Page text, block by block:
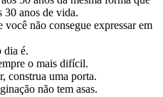
30 anos de vida.
não consegue expressar em
dia é.
o mais difícil.
construa uma porta.
não tem asas.